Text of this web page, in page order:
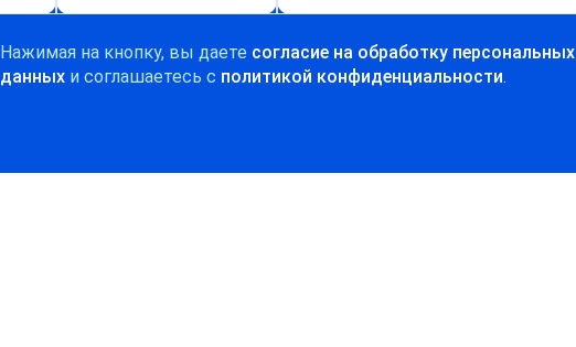
Нажимая на кнопку, вы даете согласие на обработку персональных
данныхи соглашаетесь c политикой конфиденциальности.